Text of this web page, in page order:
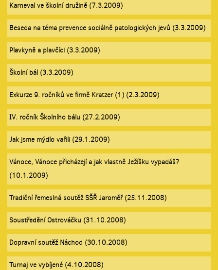
Karneval ve školní družině (7.3.2009)
Beseda na téma prevence sociálně patologických jevů (3.3.2009)
Plavkyně a plavčíci (3.3.2009)
Školní bál (3.3.2009)
Exkurze 9. ročníků ve firmě Kratzer (1) (2.3.2009)
IV. ročník Školního bálu (27.2.2009)
Jak jsme mýdlo vařili (29.1.2009)
Vánoce, Vánoce přicházejí a jak vlastně Ježíšku vypadáš?
(10.1.2009)
Tradiční řemeslná soutěž SŠŘ Jaroměř (25.11.2008)
Soustředění Ostrováčku (31.10.2008)
Dopravní soutěž Náchod (30.10.2008)
Turnaj ve vybíjené (4.10.2008)